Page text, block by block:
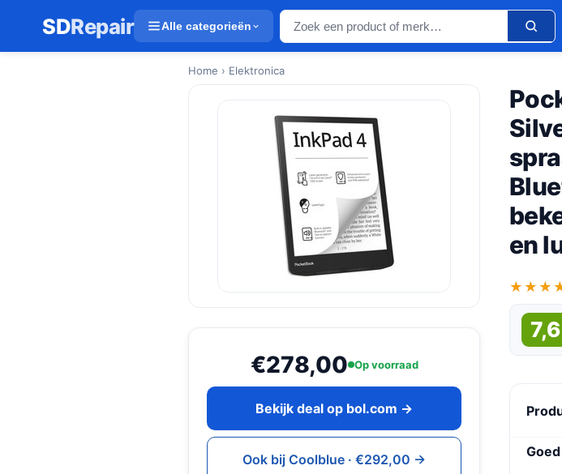
SDRepair Alle categorieën
Home › Elektronica
€278,00 Op voorraad
Bekijk deal op bol.com →
Ook bij Coolblue · €292,00 →
en
7,6